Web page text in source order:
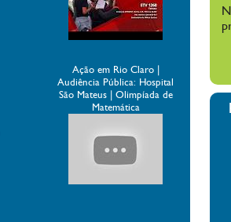
Ação em Rio Claro |
Audiência Pública: Hospital
São Mateus | Olimpíada de
Matemática